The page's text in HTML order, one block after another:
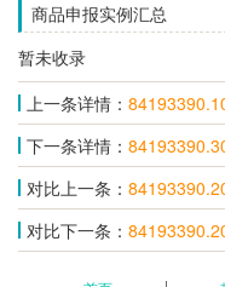
商品申报实例汇总
暂未收录
上一条详情：
下一条详情：
对比上一条：
对比下一条：